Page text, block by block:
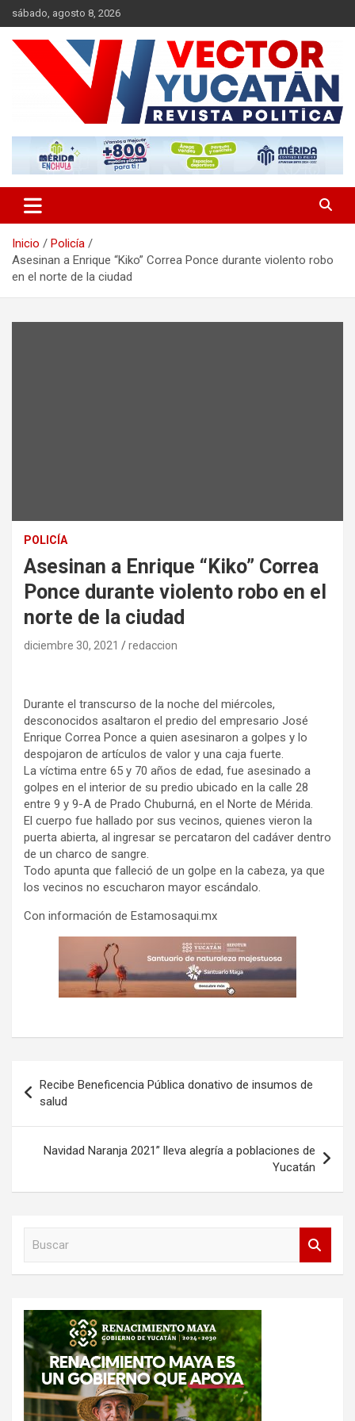
Saltar
al
contenido
sábado, agosto 8, 2026
Vector Yucatán
Inicio
Policía
Asesinan a Enrique “Kiko” Correa Ponce durante violento robo
en el norte de la ciudad
POLICÍA
Asesinan a Enrique “Kiko” Correa
Ponce durante violento robo en el
norte de la ciudad
diciembre 30, 2021 redaccion
Durante el transcurso de la noche del miércoles,
desconocidos asaltaron el predio del empresario José
Enrique Correa Ponce a quien asesinaron a golpes y lo
despojaron de artículos de valor y una caja fuerte.
La víctima entre 65 y 70 años de edad, fue asesinado a
golpes en el interior de su predio ubicado en la calle 28
entre 9 y 9-A de Prado Chuburná, en el Norte de Mérida.
El cuerpo fue hallado por sus vecinos, quienes vieron la
puerta abierta, al ingresar se percataron del cadáver dentro
de un charco de sangre.
Todo apunta que falleció de un golpe en la cabeza, ya que
los vecinos no escucharon mayor escándalo.
Con información de Estamosaqui.mx
de
entradas
Recibe Beneficencia Pública donativo de insumos de
salud
Navidad Naranja 2021” lleva alegría a poblaciones de
Yucatán
r